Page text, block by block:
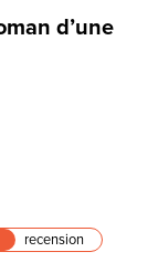
d’une
recension